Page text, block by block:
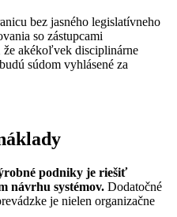
bez jasného legislatívneho
so zástupcami
že akékoľvek disciplinárne
súdom vyhlásené za
podniky je riešiť
návrhu systémov. Dodatočné
je nielen organizačne